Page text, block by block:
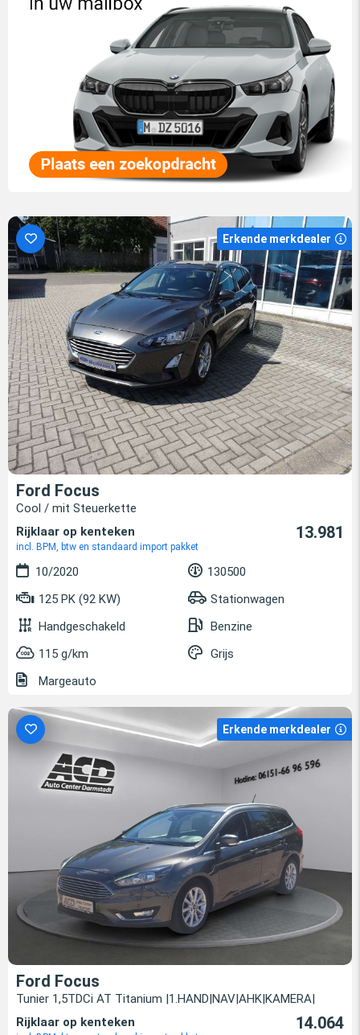
Erkende merkdealer
Ford Focus
Cool / mit Steuerkette
Rijklaar op kenteken
incl. BPM, btw en standaard import pakket
13.981
10/2020
130500
125 PK (92 KW)
Stationwagen
Handgeschakeld
Benzine
115 g/km
Grijs
Margeauto
Erkende merkdealer
Ford Focus
Tunier 1,5TDCi AT Titanium |1.HAND|NAV|AHK|KAMERA|
Rijklaar op kenteken
14.064